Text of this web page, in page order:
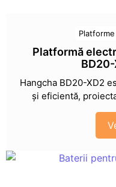
Platformă
Hangcha BD20-XD2
și eficientă,